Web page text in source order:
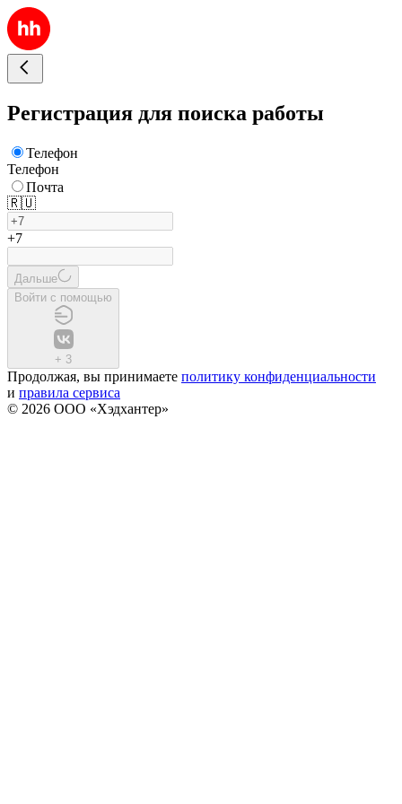
Регистрация для поиска работы
Телефон
Телефон
Почта
🇷🇺
+7
Дальше
Войти с помощью
+ 3
Продолжая, вы принимаете политику конфиденциальности
и правила сервиса
© 2026 ООО «Хэдхантер»